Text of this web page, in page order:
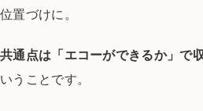
位置づけに。
共通点は「エコーができるか」で
いうことです。